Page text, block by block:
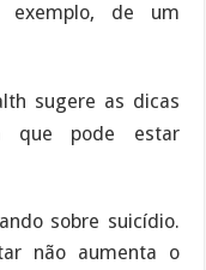
exemplo, de um
sugere as dicas
que pode estar
sobre suicídio.
não aumenta o